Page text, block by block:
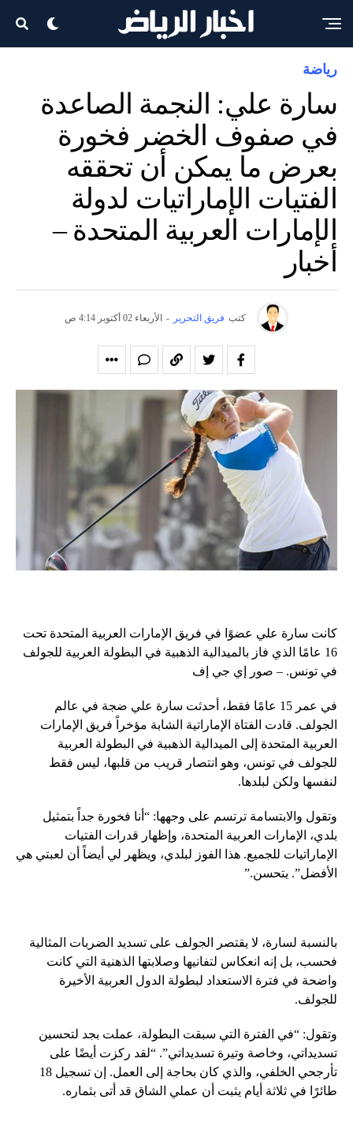
رياضة
سارة علي: النجمة الصاعدة
في صفوف الخضر فخورة
بعرض ما يمكن أن تحققه
الفتيات الإماراتيات لدولة
الإمارات العربية المتحدة –
أخبار
كتب فريق التحرير - الأربعاء 02 أكتوبر 4:14 ص
كانت سارة علي عضوًا في فريق الإمارات العربية المتحدة تحت
16 عامًا الذي فاز بالميدالية الذهبية في البطولة العربية للجولف
في تونس. – صور إي جي إف
في عمر 15 عامًا فقط، أحدثت سارة علي ضجة في عالم
الجولف. قادت الفتاة الإماراتية الشابة مؤخراً فريق الإمارات
العربية المتحدة إلى الميدالية الذهبية في البطولة العربية
للجولف في تونس، وهو انتصار قريب من قلبها، ليس فقط
لنفسها ولكن لبلدها.
وتقول والابتسامة ترتسم على وجهها: “أنا فخورة جداً بتمثيل
بلدي، الإمارات العربية المتحدة، وإظهار قدرات الفتيات
الإماراتيات للجميع. هذا الفوز لبلدي، ويظهر لي أيضاً أن لعبتي هي
الأفضل”. يتحسن.”
بالنسبة لسارة، لا يقتصر الجولف على تسديد الضربات المثالية
فحسب، بل إنه انعكاس لتفانيها وصلابتها الذهنية التي كانت
واضحة في فترة الاستعداد لبطولة الدول العربية الأخيرة
للجولف.
وتقول: “في الفترة التي سبقت البطولة، عملت بجد لتحسين
تسديداتي، وخاصة وتيرة تسديداتي”. “لقد ركزت أيضًا على
تأرجحي الخلفي، والذي كان بحاجة إلى العمل. إن تسجيل 18
طائرًا في ثلاثة أيام يثبت أن عملي الشاق قد أتى بثماره.